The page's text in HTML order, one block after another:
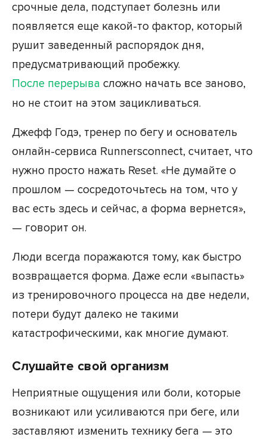
срочные дела, подступает болезнь или
появляется еще какой-то фактор, который
рушит заведенный распорядок дня,
предусматривающий пробежку.
После перерыва сложно начать все заново,
но не стоит на этом зацикливаться.
Джефф Годэ, тренер по бегу и основатель
онлайн-сервиса Runnersconnect, считает, что
нужно просто нажать Reset. «Не думайте о
прошлом — сосредоточьтесь на том, что у
вас есть здесь и сейчас, а форма вернется»,
— говорит он.
Люди всегда поражаются тому, как быстро
возвращается форма. Даже если «выпасть»
из тренировочного процесса на две недели,
потери будут далеко не такими
катастрофическими, как многие думают.
Слушайте свой организм
Неприятные ощущения или боли, которые
возникают или усиливаются при беге, или
заставляют изменить технику бега — это